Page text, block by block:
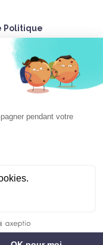
Politique
la meilleure
des cookies.